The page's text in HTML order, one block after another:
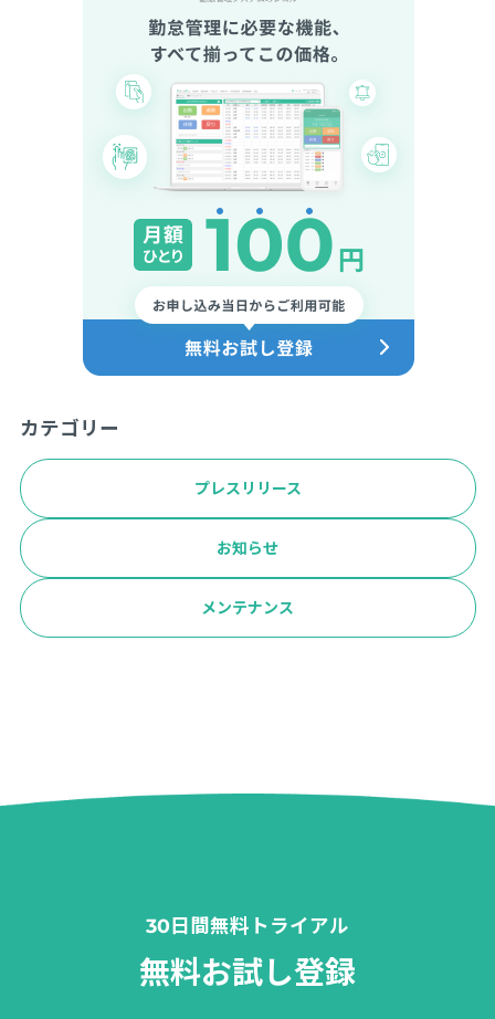
カテゴリー
プレスリリース
お知らせ
メンテナンス
30日間無料トライアル
無料お試し登録